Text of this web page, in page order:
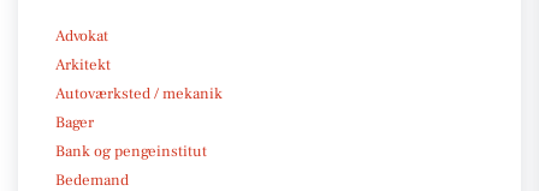
Advokat
Arkitekt
Autoværksted / mekanik
Bager
Bank og pengeinstitut
Bedemand